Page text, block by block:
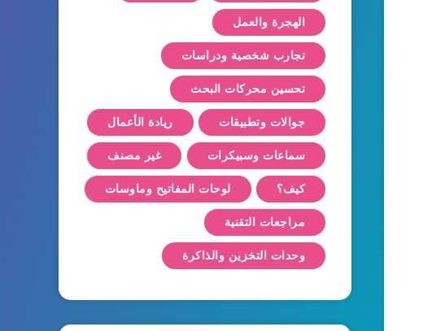
الهجرة والعمل
تجارب شخصية ودراسات
تحسين محركات البحث
جوالات وتطبيقات ريادة الأعمال
سماعات وسبيكرات غير مصنف
كيف؟ لوحات المفاتيح وماوسات
مراجعات التقنية
وحدات التخزين والذاكرة